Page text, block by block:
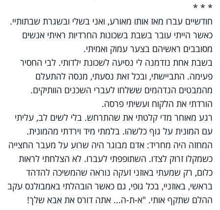
* * *
חודשיים עברו מאז אותו מאורע, ואני בשלי ובשגרת שבתותיי.
כאשר הייתי עובר בשבת בשכונות החרדיות ראיתי אנשים
מסובבים ראשיהם בצער עמוק ואמיתי.
בשבת אחת נזדמנה לי נסיעה לשכונת ילדותי. לבי החסיר
פעימה. התביישתי, ובכל זאת נסעתי, מנסה להתעלם
מהמבטים הנדהמים ששלחו לעברי השכנים הוותיקים.
הורדתי את הלקוח ועשיתי פרסה.
רגע מאוחר מדי קלטתי את שהתרחש. בלי לשים לב, עליתי
עם המונית על גוף כלשהו. בלמתי מיד וירדתי מהמונית.
המחזה היה מחריד: אדם מבוגר היה שרוע על מעבר החצייה
כשמקלו זרוק לצדו. השתופפתי לעברו. לא הצלחתי לראות
כלום, רק שמעתי באוזני זעקה נוראה שהמשיכה להדהד
בראשי, באוזניי, בכל גופי, גם כאשר הובהלתי באמבולנס עקב
ההלם שתקף אותי. "א-ת-ה... אתה דורס את אבא שלך!